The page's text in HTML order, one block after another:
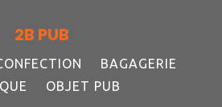
2B PUB
BAGAGERIE
OBJET PUB